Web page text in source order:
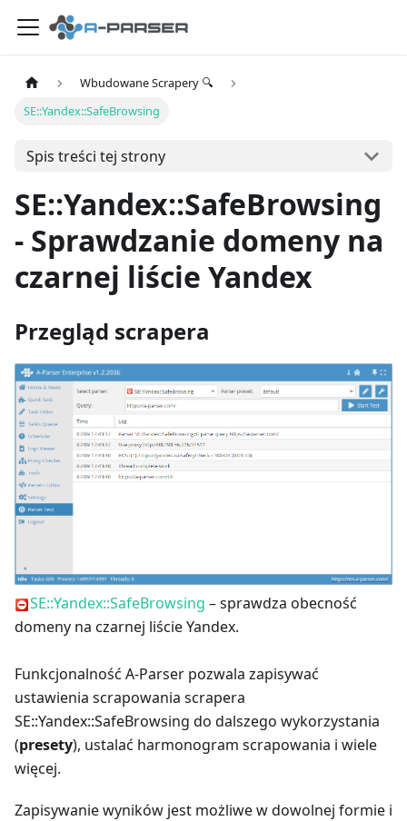
Wbudowane Scrapery 🔍
SE::Yandex::SafeBrowsing
Spis treści tej strony
SE::Yandex::SafeBrowsing
- Sprawdzanie domeny na
czarnej liście Yandex
Przegląd scrapera
SE::Yandex::SafeBrowsing – sprawdza obecność
domeny na czarnej liście Yandex.
Funkcjonalność A-Parser pozwala zapisywać
ustawienia scrapowania scrapera
SE::Yandex::SafeBrowsing do dalszego wykorzystania
(presety), ustalać harmonogram scrapowania i wiele
więcej.
Zapisywanie wyników jest możliwe w dowolnej formie i